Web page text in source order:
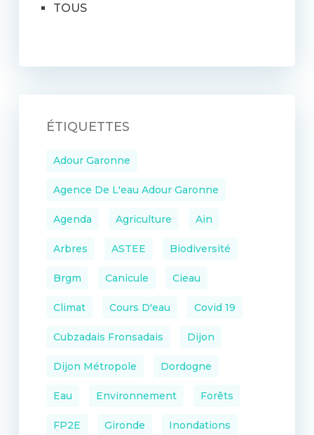
TOUS
ÉTIQUETTES
Adour Garonne
Agence De L'eau Adour Garonne
Agenda Agriculture Ain
Arbres ASTEE Biodiversité
Brgm Canicule Cieau
Climat Cours D'eau Covid 19
Cubzadais Fronsadais Dijon
Dijon Métropole Dordogne
Eau Environnement Forêts
FP2E Gironde Inondations